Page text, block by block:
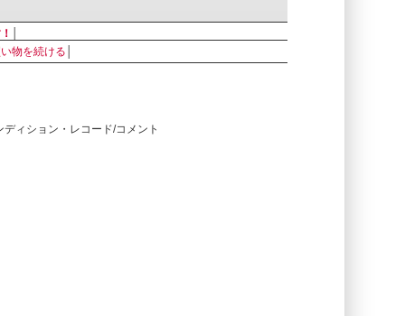
物を続ける
ィション・レコード/コメント